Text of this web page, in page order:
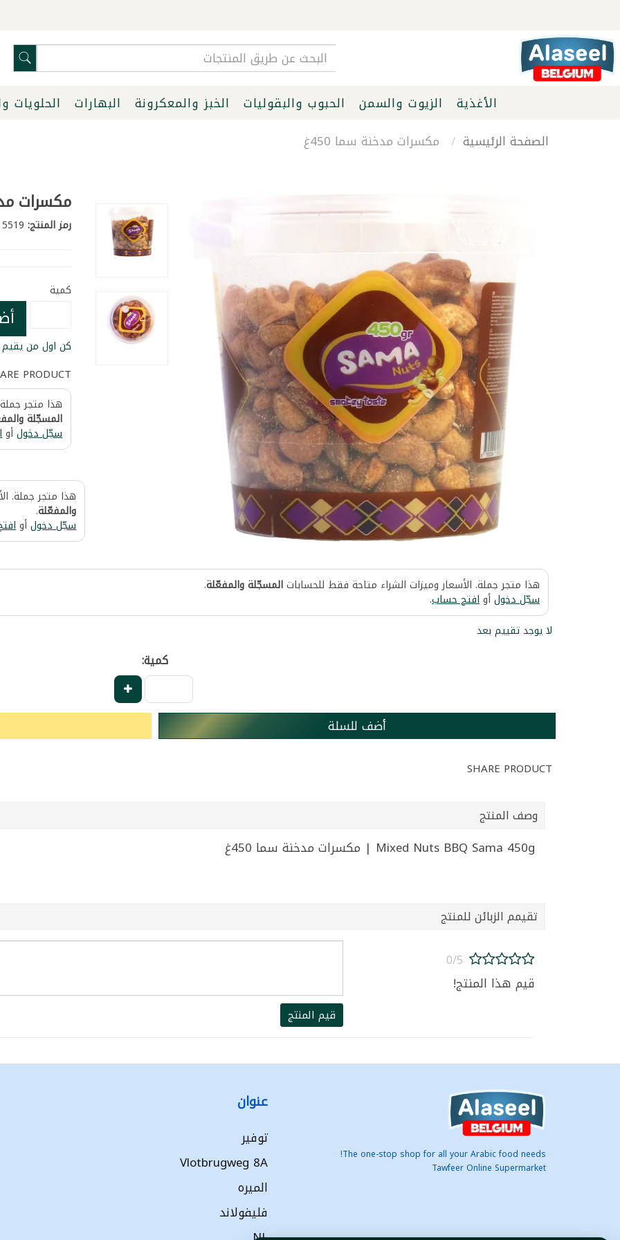
الأغذية الزيوت والسمن الحبوب والبقوليات الخبز والمعكرونة البهارات الحلويات
الصفحة الرئيسية
مكسرات مدخنة سما 450غ
مكسرات
رمز المنتج:5519
كمية
كن اول من يقيم
PRODUCT
هذا متجر
المسجّلة
سجّل دخولأو
هذا متجر جملة.
والمفعّلة.
سجّل دخولأو
هذا متجر جملة. الأسعار وميزات الشراء متاحة فقط للحساباتالمسجّلة والمفعّلة.
سجّل دخولأوافتح حساب.
لا يوجد تقييم بعد
كمية:
أضف للسلة
SHARE PRODUCT
وصف المنتج
Mixed Nuts BBQ Sama 450g | مكسرات مدخنة سما 450غ
تقيمم الزبائن للمنتج
0/5
قيم هذا المنتج!
قيم المنتج
The one-stop shop for all your Arabic food needs!
Tawfeer Online Supermarket
عنوان
توفير
Vlotbrugweg 8A
الميره
فليفولاند